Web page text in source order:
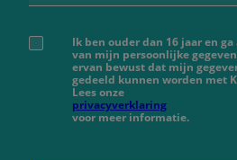
Ik ben ouder dan 16 jaar en
van mijn persoonlijke
ervan bewust dat mijn
gedeeld kunnen worden met
Lees onze
privacyverklaring
voor meer informatie.